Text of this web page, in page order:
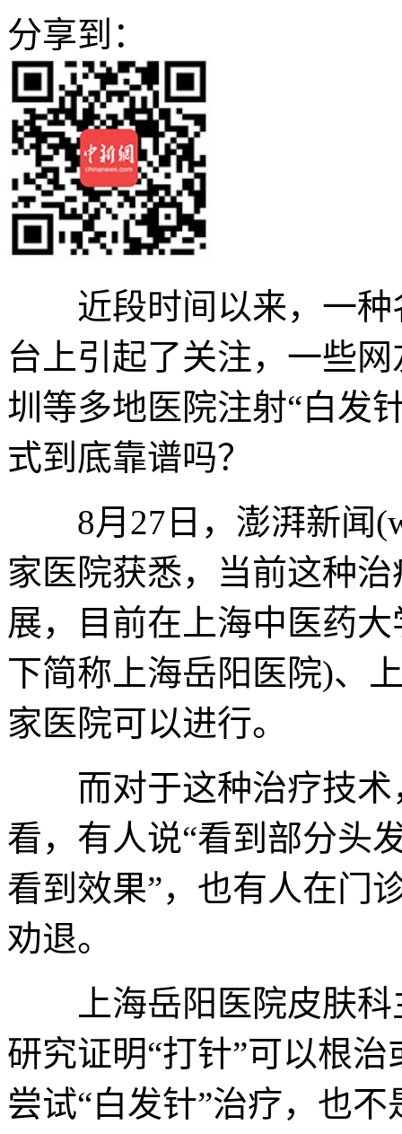
分享到：
近段时间以来，一种
台上引起了关注，一些
圳等多地医院注射“白发
式到底靠谱吗？
8月27日，澎湃新闻
家医院获悉，当前这种
展，目前在上海中医药
下简称上海岳阳医院)、
家医院可以进行。
而对于这种治疗技术
看，有人说“看到部分头
看到效果”，也有人在门
劝退。
上海岳阳医院皮肤科
研究证明“打针”可以根
尝试“白发针”治疗，也